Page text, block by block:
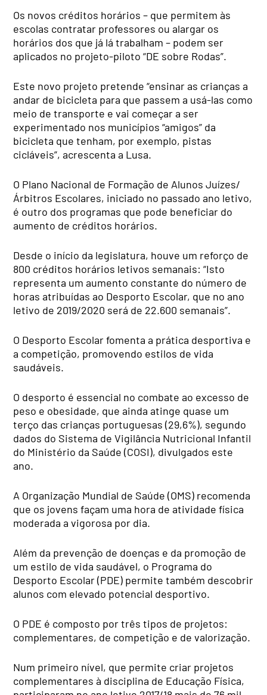
Os novos créditos horários – que permitem às
escolas contratar professores ou alargar os
horários dos que já lá trabalham – podem ser
aplicados no projeto-piloto “DE sobre Rodas”.
Este novo projeto pretende “ensinar as crianças a
andar de bicicleta para que passem a usá-las como
meio de transporte e vai começar a ser
experimentado nos municípios “amigos” da
bicicleta que tenham, por exemplo, pistas
cicláveis”, acrescenta a Lusa.
O Plano Nacional de Formação de Alunos Juízes/
Árbitros Escolares, iniciado no passado ano letivo,
é outro dos programas que pode beneficiar do
aumento de créditos horários.
Desde o início da legislatura, houve um reforço de
800 créditos horários letivos semanais: “Isto
representa um aumento constante do número de
horas atribuídas ao Desporto Escolar, que no ano
letivo de 2019/2020 será de 22.600 semanais”.
O Desporto Escolar fomenta a prática desportiva e
a competição, promovendo estilos de vida
saudáveis.
O desporto é essencial no combate ao excesso de
peso e obesidade, que ainda atinge quase um
terço das crianças portuguesas (29,6%), segundo
dados do Sistema de Vigilância Nutricional Infantil
do Ministério da Saúde (COSI), divulgados este
ano.
A Organização Mundial de Saúde (OMS) recomenda
que os jovens façam uma hora de atividade física
moderada a vigorosa por dia.
Além da prevenção de doenças e da promoção de
um estilo de vida saudável, o Programa do
Desporto Escolar (PDE) permite também descobrir
alunos com elevado potencial desportivo.
O PDE é composto por três tipos de projetos:
complementares, de competição e de valorização.
Num primeiro nível, que permite criar projetos
complementares à disciplina de Educação Física,